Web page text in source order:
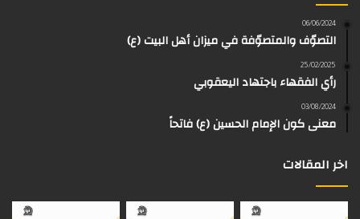
ب
م
06/06/2024
التصوّف والمتصوّفة في ميزان أهل البيت (ع)
25/02/2025
رأي الفقهاء باجتهاد اليعقوبي
03/08/2024
معنى كون الإمام الحسين (ع) فاتحاً
اخر المقالات